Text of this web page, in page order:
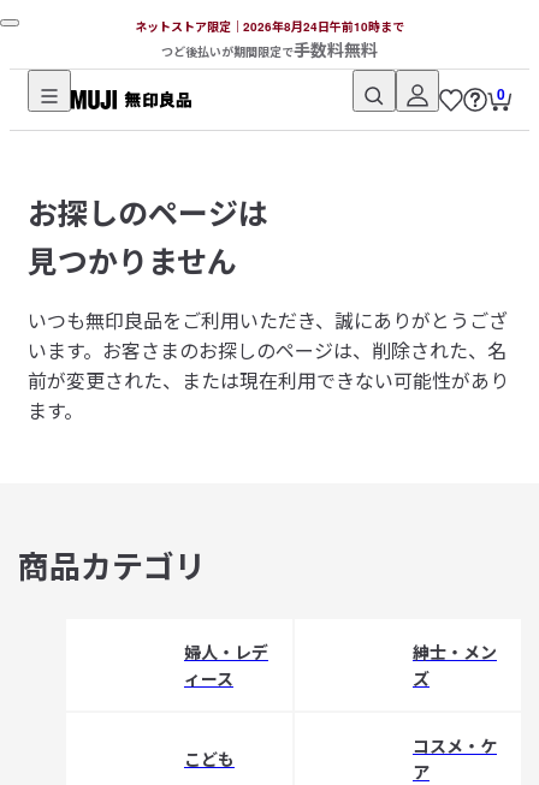
ネットストア限定｜2026年8月24日午前10時まで
つど後払いが期間限定で手数料無料
無
品
ネ
ッ
ト
ス
ト
ア
0
お探しのページは
見つかりません
いつも無印良品をご利用いただき、誠にありがとうござ
います。 お客さまのお探しのページは、削除された、名
前が変更された、または現在利用できない可能性があり
ます。
商品カテゴリ
婦人・レデ
ィース
紳士・メン
ズ
こども
コスメ・ケ
ア